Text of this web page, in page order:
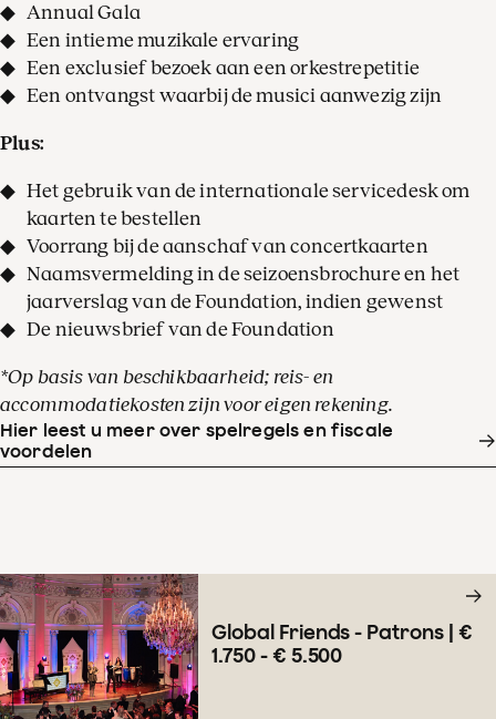
Annual Gala
Een intieme muzikale ervaring
Een exclusief bezoek aan een orkestrepetitie
Een ontvangst waarbij de musici aanwezig zijn
Plus:
Het gebruik van de internationale servicedesk om
kaarten te bestellen
Voorrang bij de aanschaf van concertkaarten
Naamsvermelding in de seizoensbrochure en het
jaarverslag van de Foundation, indien gewenst
De nieuwsbrief van de Foundation
*Op basis van beschikbaarheid; reis- en
accommodatiekosten zijn voor eigen rekening.
Hier leest u meer over spelregels en fiscale
voordelen
Global Friends - Patrons | €
1.750 - € 5.500